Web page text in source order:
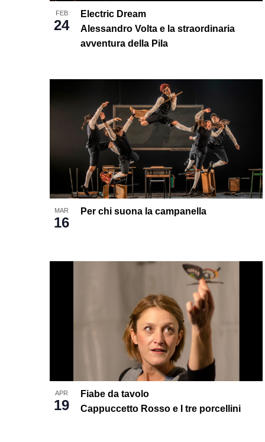
FEB
24
Electric Dream
Alessandro Volta e la straordinaria
avventura della Pila
MAR
16
Per chi suona la campanella
APR
19
Fiabe da tavolo
Cappuccetto Rosso e I tre porcellini